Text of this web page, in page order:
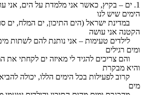
1. ים – בקיץ, כאשר אני מלמדת על הים, אני
הימים שיש לנו
במדינת ישראל (הים התיכון, ים המלח, ים
הקטנה אני עושה
לילדים טעימות – אני נותנת להם לשתות
ומים רגילים
והם צריכים להגיד לי מאיזה ים לקחתי את
והיא מבקרת
קרוב לפעילות בכל הימים הללו, יכולה
מים